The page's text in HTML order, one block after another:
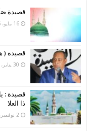
قصيدة
16 مايو، 2026
قصيدة (
30 يناير، 2026
قصيدة :
ذا العلا
2 نوفمبر، 2024